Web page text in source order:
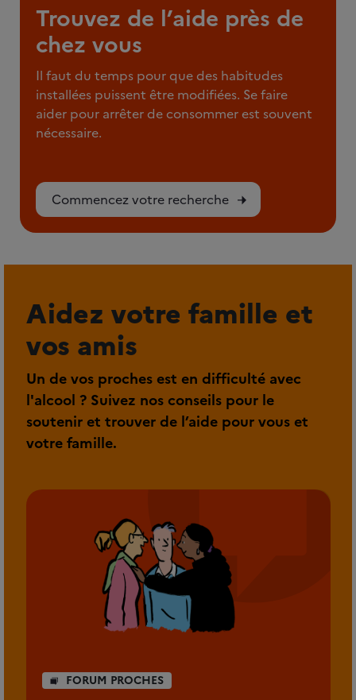
Trouvez de l’aide près de
chez vous
Il faut du temps pour que des habitudes
installées puissent être modifiées. Se faire
aider pour arrêter de consommer est souvent
nécessaire.
Commencez votre recherche
Aidez votre famille et
vos amis
Un de vos proches est en difficulté avec
l'alcool ? Suivez nos conseils pour le
soutenir et trouver de l’aide pour vous et
votre famille.
FORUM PROCHES